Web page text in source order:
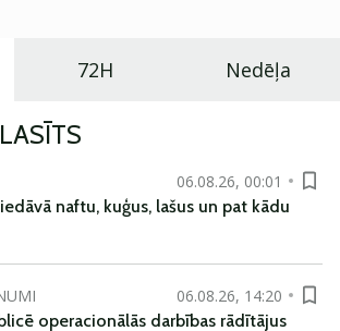
72H Nedēļa
06.08.26, 00:01
naftu, kuģus, lašus un pat kādu
06.08.26, 14:20
operacionālās darbības rādītājus